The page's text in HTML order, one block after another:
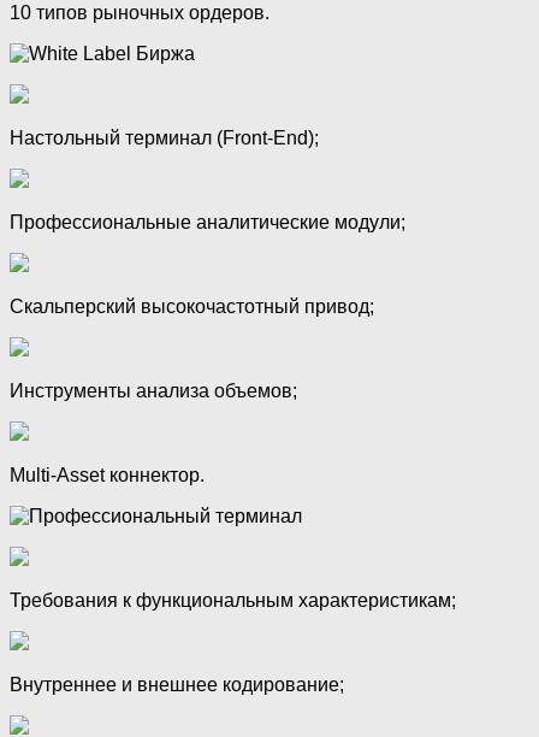
10 типов рыночных ордеров.
Настольный терминал (Front-End);
Профессиональные аналитические модули;
Скальперский высокочастотный привод;
Инструменты анализа объемов;
Multi-Asset коннектор.
Требования к функциональным характеристикам;
Внутреннее и внешнее кодирование;